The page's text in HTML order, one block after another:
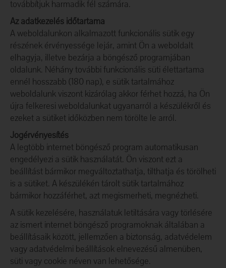
továbbítjuk harmadik fél számára.
Az adatkezelés időtartama
A weboldalunkon alkalmazott funkcionális sütik egy
részének érvényessége lejár, amint Ön a weboldalt
elhagyja, illetve bezárja a böngésző programjában
oldalunk. Néhány további funkcionális süti élettartama
ennél hosszabb (180 nap), e sütik tartalmához
weboldalunk viszont kizárólag akkor férhet hozzá, ha Ön
újra felkeresi weboldalunkat ugyanarról a készülékről és
ezeket a sütiket időközben nem törölte le arról.
Jogérvényesítés
A legtöbb internet böngésző program automatikusan
engedélyezi a sütik használatát. Ön viszont ezt a
beállítást bármikor megváltoztathatja, tilthatja és törölheti
is a sütiket. A készülékén tárolt sütik tartalmához
bármikor hozzáférhet, azt megismerheti, megnézheti.
A sütik kezelésére, használatuk letiltására vagy törlésére
az ismert internet böngésző programoknak általában a
beállításaik között, jellemzően a biztonság, adatvédelem
vagy adatvédelmi beállítások elnevezésű almenüben,
süti vagy cookie néven van lehetősége.